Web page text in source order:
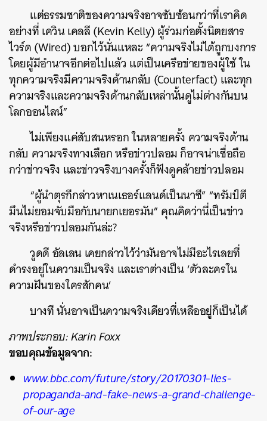
แต่ธรรมชาติของความจริงอาจซับซ้อนกว่าที่เราคิด
อย่างที่ เควิน เคลลี (Kevin Kelly) ผู้ร่วมก่อตั้งนิตยสาร
ไวร์ด (Wired) บอกไว้นั่นแหละ “ความจริงไม่ได้ถูกบงการ
โดยผู้มีอำนาจอีกต่อไปแล้ว แต่เป็นเครือข่ายของผู้ใช้ ใน
ทุกความจริงมีความจริงด้านกลับ (Counterfact) และทุก
ความจริงและความจริงด้านกลับเหล่านั้นดูไม่ต่างกันบน
โลกออนไลน์”
ไม่เพียงแค่สับสนหรอก ในหลายครั้ง ความจริงด้าน
กลับ ความจริงทางเลือก หรือข่าวปลอม ก็อาจน่าเชื่อถือ
กว่าข่าวจริง และข่าวจริงบางครั้งก็ฟังดูคล้ายข่าวปลอม
“ผู้นำตุรกีกล่าวหาเนเธอร์แลนด์เป็นนาซี” “ทรัมป์ตี
มึนไม่ยอมจับมือกับนายกเยอรมัน” คุณคิดว่านี่เป็นข่าว
จริงหรือข่าวปลอมกันล่ะ?
วูดดี อัลเลน เคยกล่าวไว้ว่ามันอาจไม่มีอะไรเลยที่
ดำรงอยู่ในความเป็นจริง และเราต่างเป็น ‘ตัวละครใน
ความฝันของใครสักคน’
บางที นั่นอาจเป็นความจริงเดียวที่เหลืออยู่ก็เป็นได้
ภาพประกอบ: Karin Foxx
ขอบคุณข้อมูลจาก:
www.bbc.com/future/story/20170301-lies-
propaganda-and-fake-news-a-grand-challenge-
of-our-age